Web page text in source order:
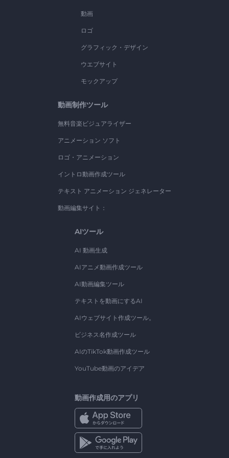
動画
ロゴ
グラフィック・デザイン
ウエブサイト
モックアップ
動画制作ツール
無料音楽ビジュアライザー
アニメーション ソフト
ロゴ・アニメーション
イントロ動画作成ツール
テキスト アニメーション ジェネレーター
動画編集サイト：
AIツール
AI 動画生成
AIアニメ動画作成ツール
AI動画編集ツール
テキストを動画にするAI
AIウェブサイト作成ツール。
ビジネス名作成ツール
AIのTikTok動画作成ツール
YouTube動画のアイデア
動画作成用のアプリ